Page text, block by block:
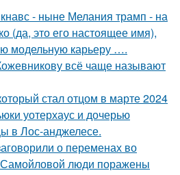
- ныне Мелания трамп - на
(да, это его настоящее имя),
модельную карьеру ….
всё чаще называют
стал отцом в марте 2024
уотерхаус и дочерью
в Лос-анджелесе.
о переменах во
люди поражены